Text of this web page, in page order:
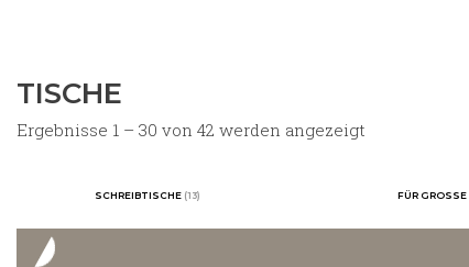
TISCHE
Ergebnisse 1 – 30 von 42 werden angezeigt
SCHREIBTISCHE (13) FÜR GROSSE